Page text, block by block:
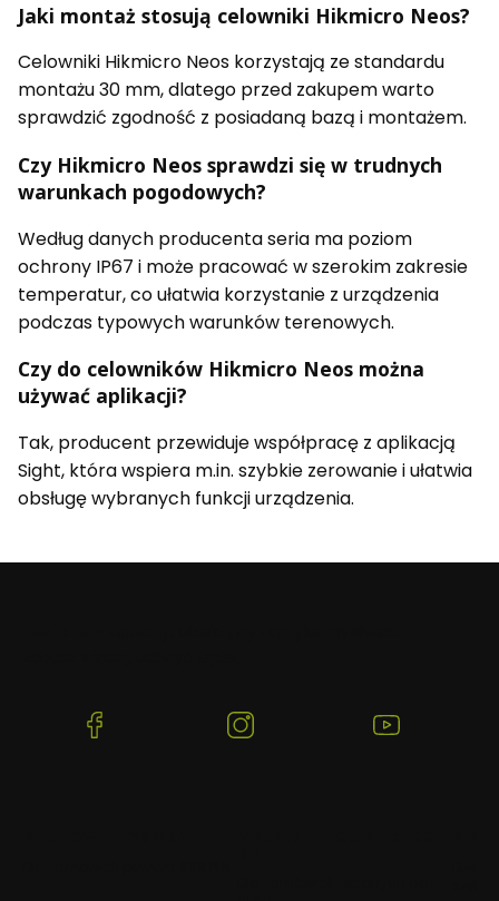
Jaki montaż stosują celowniki Hikmicro Neos?
Celowniki Hikmicro Neos korzystają ze standardu
montażu 30 mm, dlatego przed zakupem warto
sprawdzić zgodność z posiadaną bazą i montażem.
Czy Hikmicro Neos sprawdzi się w trudnych
warunkach pogodowych?
Według danych producenta seria ma poziom
ochrony IP67 i może pracować w szerokim zakresie
temperatur, co ułatwia korzystanie z urządzenia
podczas typowych warunków terenowych.
Czy do celowników Hikmicro Neos można
używać aplikacji?
Tak, producent przewiduje współpracę z aplikacją
Sight, która wspiera m.in. szybkie zerowanie i ułatwia
obsługę wybranych funkcji urządzenia.
(Otwiera
(Otwiera